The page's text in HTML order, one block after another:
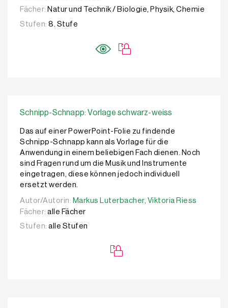
Fächer: Natur und Technik / Biologie, Physik, Chemie
Stufen: 8. Stufe
Schnipp-Schnapp: Vorlage schwarz-weiss
Das auf einer PowerPoint-Folie zu findende
Schnipp-Schnapp kann als Vorlage für die
Anwendung in einem beliebigen Fach dienen. Noch
sind Fragen rund um die Musik und Instrumente
eingetragen, diese können jedoch individuell
ersetzt werden.
Autor/Autorin: Markus Luterbacher, Viktoria Riess
Autor/Autorin: Markus Luterbacher, Viktoria Riess
Fächer: alle Fächer
Stufen: alle Stufen